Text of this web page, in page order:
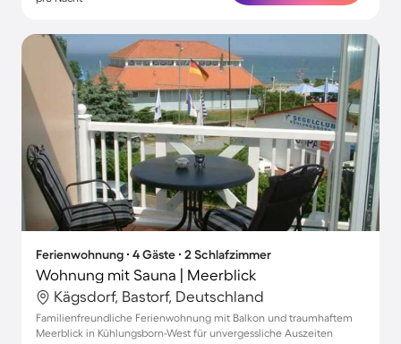
Ferienwohnung ∙ 4 Gäste ∙ 2 Schlafzimmer
Wohnung mit Sauna | Meerblick
Kägsdorf, Bastorf, Deutschland
Familienfreundliche Ferienwohnung mit Balkon und traumhaftem
Meerblick in Kühlungsborn-West für unvergessliche Auszeiten